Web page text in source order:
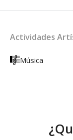
Actividades
Música